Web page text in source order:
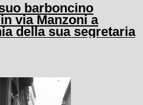
barboncino
via Manzoni a
della sua segretaria